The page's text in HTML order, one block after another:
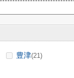
豊津(21)